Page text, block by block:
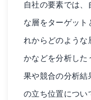
自社の要素では、
な層をターゲット
れからどのような
かなどを分析した
果や競合の分析結
の立ち位置につい